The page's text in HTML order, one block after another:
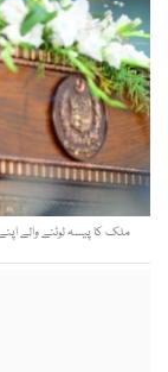
ملک کا پیسہ لوٹنے والے